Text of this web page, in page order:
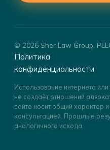
© 2026 Sher Law Group,
Политика
конфиденциальности
Использование интернета
не создаёт отношений
сайте носит общий характер
консультацией. Прошлые
аналогичного исхода.